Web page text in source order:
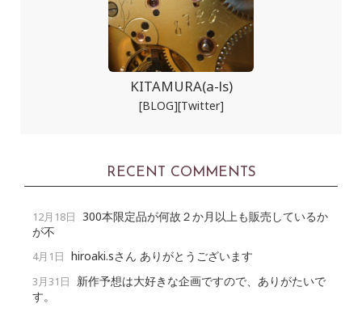
KITAMURA(a-ls)
[BLOG][Twitter]
RECENT COMMENTS
12月18日 300本限定品が何故２か月以上も販売しているか
が不
4月1日 hiroaki.sさん ありがとうございます
3月31日
新作予想は大好きな企画ですので、ありがたいで
す。